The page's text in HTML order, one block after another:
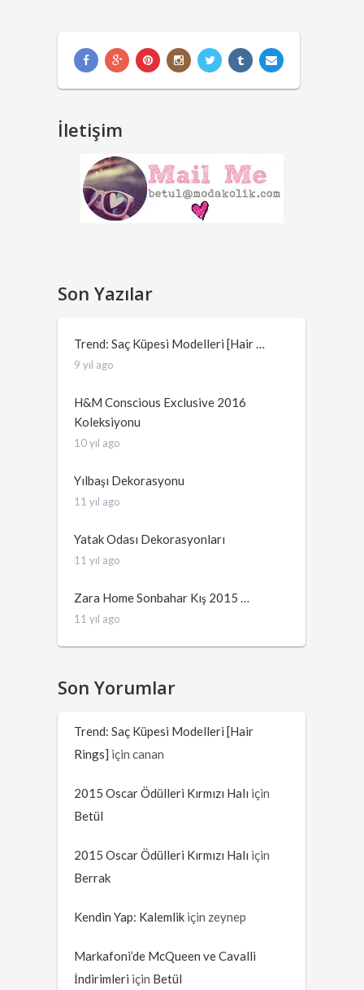
İletişim
Son Yazılar
Trend: Saç Küpesi Modelleri [Hair …
9 yıl ago
H&M Conscious Exclusive 2016
Koleksiyonu
10 yıl ago
Yılbaşı Dekorasyonu
11 yıl ago
Yatak Odası Dekorasyonları
11 yıl ago
Zara Home Sonbahar Kış 2015 …
11 yıl ago
Son Yorumlar
Trend: Saç Küpesi Modelleri [Hair
Rings] içincanan
2015 Oscar Ödülleri Kırmızı Halı için
Betül
2015 Oscar Ödülleri Kırmızı Halı için
Berrak
Kendin Yap: Kalemlik için zeynep
Markafoni’de McQueen ve Cavalli
İndirimleri için Betül